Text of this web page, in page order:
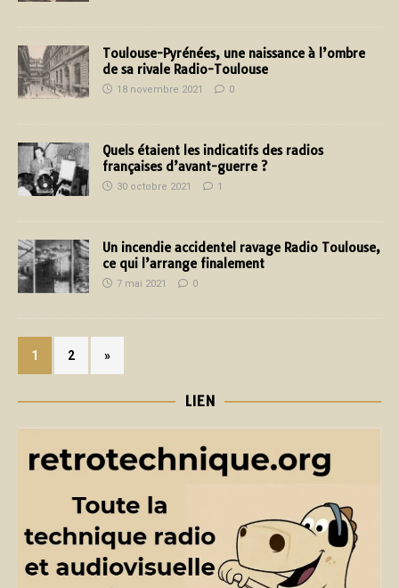
Toulouse-Pyrénées, une naissance à l’ombre
de sa rivale Radio-Toulouse
18 novembre 2021 0
Quels étaient les indicatifs des radios
françaises d’avant-guerre ?
30 octobre 2021 1
Un incendie accidentel ravage Radio Toulouse,
ce qui l’arrange finalement
7 mai 2021 0
1 2 »
LIEN